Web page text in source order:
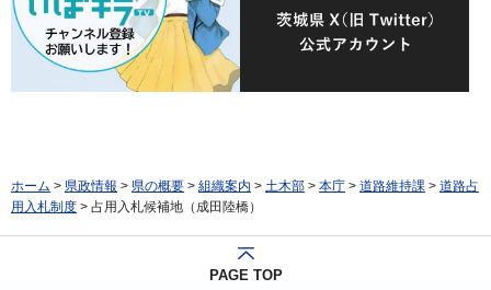
ホーム > 県政情報 > 県の概要 > 組織案内 > 土木部 > 本庁 > 道路維持課 > 道路占
用入札制度 > 占用入札候補地（成田陸橋）
PAGE TOP